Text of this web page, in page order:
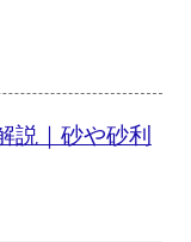
説｜砂や砂利